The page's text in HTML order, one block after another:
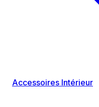
Accessoires Intérieur